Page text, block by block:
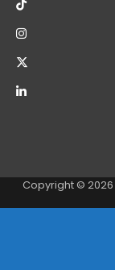
Copyright © 2026